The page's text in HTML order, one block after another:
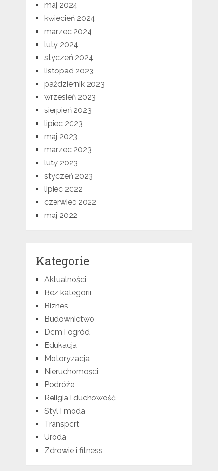
maj 2024
kwiecień 2024
marzec 2024
luty 2024
styczeń 2024
listopad 2023
październik 2023
wrzesień 2023
sierpień 2023
lipiec 2023
maj 2023
marzec 2023
luty 2023
styczeń 2023
lipiec 2022
czerwiec 2022
maj 2022
Kategorie
Aktualności
Bez kategorii
Biznes
Budownictwo
Dom i ogród
Edukacja
Motoryzacja
Nieruchomości
Podróże
Religia i duchowość
Styl i moda
Transport
Uroda
Zdrowie i fitness